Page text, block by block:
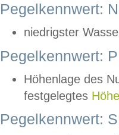
Pegelkennwert:
niedrigster
Pegelkennwert:
Höhenlage des
festgelegtes
Pegelkennwert: